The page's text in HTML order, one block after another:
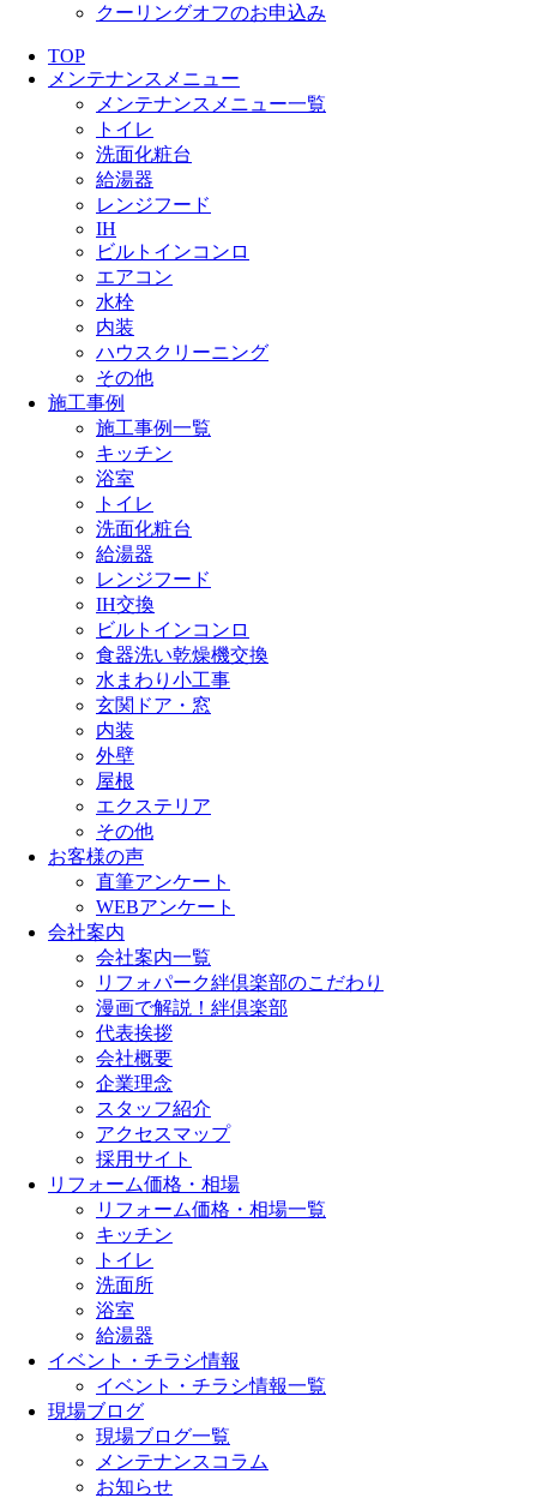
クーリングオフのお申込み
TOP
メンテナンスメニュー
メンテナンスメニュー一覧
トイレ
洗面化粧台
給湯器
レンジフード
IH
ビルトインコンロ
エアコン
水栓
内装
ハウスクリーニング
その他
施工事例
施工事例一覧
キッチン
浴室
トイレ
洗面化粧台
給湯器
レンジフード
IH交換
ビルトインコンロ
食器洗い乾燥機交換
水まわり小工事
玄関ドア・窓
内装
外壁
屋根
エクステリア
その他
お客様の声
直筆アンケート
WEBアンケート
会社案内
会社案内一覧
リフォパーク絆倶楽部のこだわり
漫画で解説！絆倶楽部
代表挨拶
会社概要
企業理念
スタッフ紹介
アクセスマップ
採用サイト
リフォーム価格・相場
リフォーム価格・相場一覧
キッチン
トイレ
洗面所
浴室
給湯器
イベント・チラシ情報
イベント・チラシ情報一覧
現場ブログ
現場ブログ一覧
メンテナンスコラム
お知らせ